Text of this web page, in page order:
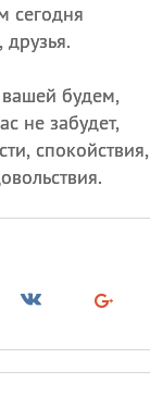
сегодня
будем,
не забудет,
спокойствия,